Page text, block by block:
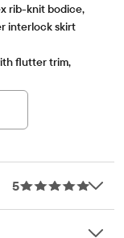
rib-knit bodice,
interlock skirt
flutter trim,
5